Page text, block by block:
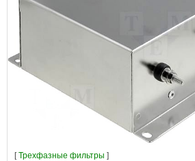
[Трехфазные фильтры ]